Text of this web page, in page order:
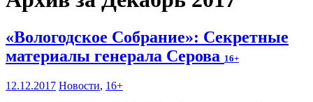
«Вологодское Собрание»: Секретные
материалы генерала Серова 16+
12.12.2017 Новости, 16+